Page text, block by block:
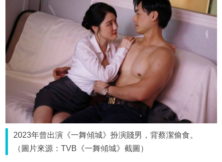
2023年曾出演《一舞傾城》扮演賤男，背蔡潔偷食。
（圖片來源：TVB《一舞傾城》截圖）